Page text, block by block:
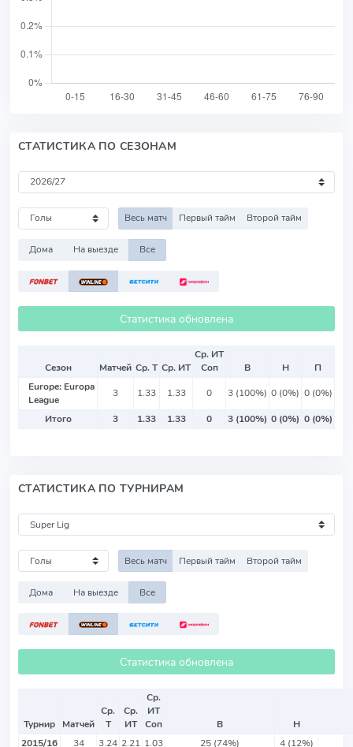
СТАТИСТИКА ПО СЕЗОНАМ
Весь матч Первый тайм Второй тайм
Дома На выезде Все
Статистика обновлена
Сезон Матчей Ср. Т Ср. ИТ
Ср. ИТ
Соп
В Н
П
Europe: Europa
League
3 1.33 1.33 0 3 (100%) 0 (0%) 0 (0%)
Итого 3 1.33 1.33 0 3 (100%) 0 (0%) 0 (0%)
СТАТИСТИКА ПО ТУРНИРАМ
Весь матч Первый тайм Второй тайм
Дома На выезде Все
Статистика обновлена
Турнир Матчей
Ср.
Т
Ср.
ИТ
Ср.
ИТ
Соп
В
Н
2015/16
34 3.24 2.21 1.03 25 (74%) 4 (12%)